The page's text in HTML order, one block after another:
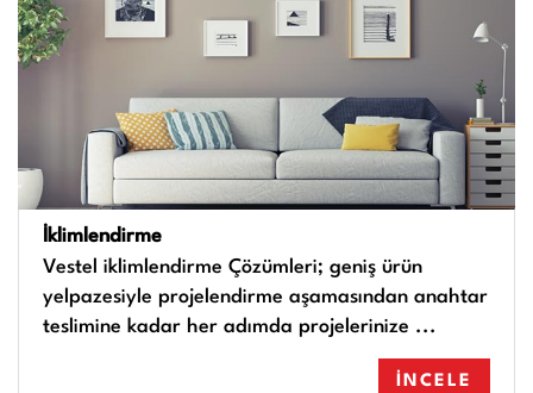
İklimlendirme
Vestel iklimlendirme Çözümleri; geniş ürün
yelpazesiyle projelendirme aşamasından anahtar
teslimine kadar her adımda projelerinize ...
İNCELE